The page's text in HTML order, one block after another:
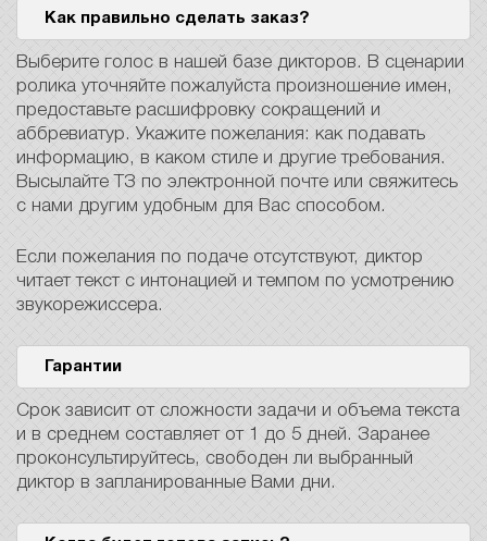
Как правильно сделать заказ?
Выберите голос в нашей базе дикторов. В сценарии
ролика уточняйте пожалуйста произношение имен,
предоставьте расшифровку сокращений и
аббревиатур. Укажите пожелания: как подавать
информацию, в каком стиле и другие требования.
Высылайте ТЗ по электронной почте или свяжитесь
с нами другим удобным для Вас способом.
Если пожелания по подаче отсутствуют, диктор
читает текст с интонацией и темпом по усмотрению
звукорежиссера.
Гарантии
Срок зависит от сложности задачи и объема текста
и в среднем составляет от 1 до 5 дней. Заранее
проконсультируйтесь, свободен ли выбранный
диктор в запланированные Вами дни.